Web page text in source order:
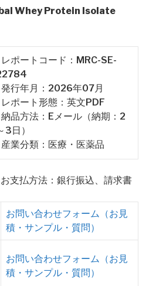
Whey Protein Isolate
レポートコード：MRC-SE-
発行年月：2026年07月
レポート形態：英文PDF
納品方法：Eメール（納期：2
3日）
産業分類：医療・医薬品
支払方法：銀行振込、請求書
お問い合わせフォーム（お見
積・サンプル・質問）
お問い合わせフォーム（お見
積・サンプル・質問）